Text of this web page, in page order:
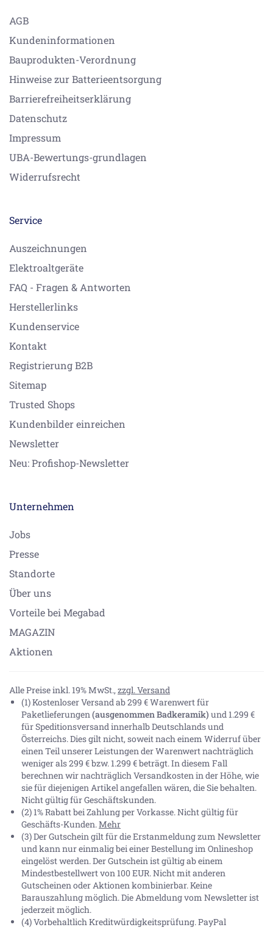
AGB
Kundeninformationen
Bauprodukten-Verordnung
Hinweise zur Batterieentsorgung
Barrierefreiheitserklärung
Datenschutz
Impressum
UBA-Bewertungs-grundlagen
Widerrufsrecht
Service
Auszeichnungen
Elektroaltgeräte
FAQ - Fragen & Antworten
Herstellerlinks
Kundenservice
Kontakt
Registrierung B2B
Sitemap
Trusted Shops
Kundenbilder einreichen
Newsletter
Neu: Profishop-Newsletter
Unternehmen
Jobs
Presse
Standorte
Über uns
Vorteile bei Megabad
MAGAZIN
Aktionen
Alle Preise inkl. 19% MwSt., zzgl. Versand
(1) Kostenloser Versand ab 299 € Warenwert für
Paketlieferungen(ausgenommen Badkeramik) und 1.299 €
für Speditionsversand innerhalb Deutschlands und
Österreichs. Dies gilt nicht, soweit nach einem Widerruf über
einen Teil unserer Leistungen der Warenwert nachträglich
weniger als 299 € bzw. 1.299 € beträgt. In diesem Fall
berechnen wir nachträglich Versandkosten in der Höhe, wie
sie für diejenigen Artikel angefallen wären, die Sie behalten.
Nicht gültig für Geschäftskunden.
(2) 1% Rabatt bei Zahlung per Vorkasse. Nicht gültig für
Geschäfts-Kunden.Mehr
(3) Der Gutschein gilt für die Erstanmeldung zum Newsletter
und kann nur einmalig bei einer Bestellung im Onlineshop
eingelöst werden. Der Gutschein ist gültig ab einem
Mindestbestellwert von 100 EUR. Nicht mit anderen
Gutscheinen oder Aktionen kombinierbar. Keine
Barauszahlung möglich. Die Abmeldung vom Newsletter ist
jederzeit möglich.
(4) Vorbehaltlich Kreditwürdigkeitsprüfung. PayPal